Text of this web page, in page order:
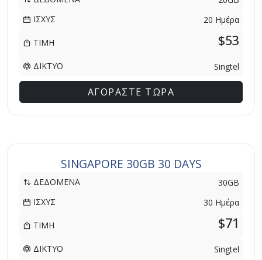
ΙΣΧΥΣ
20 Ημέρα
ΤΙΜΗ $53
ΔΙΚΤΥΟ Singtel
ΑΓΟΡΑΣΤΕ ΤΩΡΑ
SINGAPORE 30GB 30 DAYS
ΔΕΔΟΜΕΝΑ
30GB
ΙΣΧΥΣ
30 Ημέρα
ΤΙΜΗ $71
ΔΙΚΤΥΟ Singtel